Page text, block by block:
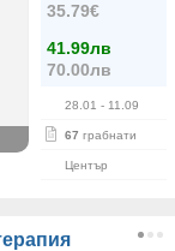
35.79€
41.99лв
70.00лв
28.01 - 11.09
67 грабнати
Център